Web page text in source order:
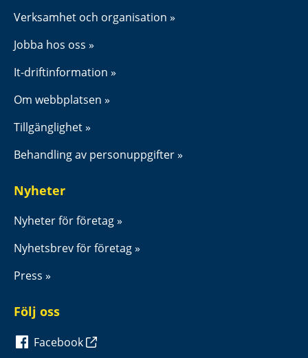
Verksamhet och organisation
Jobba hos oss
It-driftinformation
Om webbplatsen
Tillgänglighet
Behandling av personuppgifter
Nyheter
Nyheter för företag
Nyhetsbrev för företag
Press
Följ oss
Facebook